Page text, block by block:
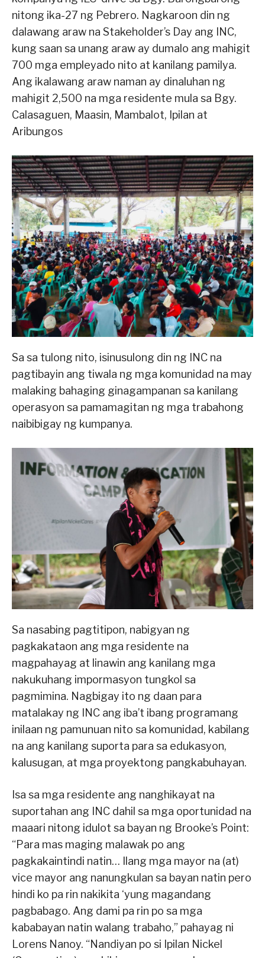
nitong ika-27 ng Pebrero. Nagkaroon din ng
dalawang araw na Stakeholder’s Day ang INC,
kung saan sa unang araw ay dumalo ang mahigit
700 mga empleyado nito at kanilang pamilya.
Ang ikalawang araw naman ay dinaluhan ng
mahigit 2,500 na mga residente mula sa Bgy.
Calasaguen, Maasin, Mambalot, Ipilan at
Aribungos
Sa sa tulong nito, isinusulong din ng INC na
pagtibayin ang tiwala ng mga komunidad na may
malaking bahaging ginagampanan sa kanilang
operasyon sa pamamagitan ng mga trabahong
naibibigay ng kumpanya.
Sa nasabing pagtitipon, nabigyan ng
pagkakataon ang mga residente na
magpahayag at linawin ang kanilang mga
nakukuhang impormasyon tungkol sa
pagmimina. Nagbigay ito ng daan para
matalakay ng INC ang iba’t ibang programang
inilaan ng pamunuan nito sa komunidad, kabilang
na ang kanilang suporta para sa edukasyon,
kalusugan, at mga proyektong pangkabuhayan.
Isa sa mga residente ang nanghikayat na
suportahan ang INC dahil sa mga oportunidad na
maaari nitong idulot sa bayan ng Brooke’s Point:
“Para mas maging malawak po ang
pagkakaintindi natin… Ilang mga mayor na (at)
vice mayor ang nanungkulan sa bayan natin pero
hindi ko pa rin nakikita ‘yung magandang
pagbabago. Ang dami pa rin po sa mga
kababayan natin walang trabaho,” pahayag ni
Lorens Nanoy. “Nandiyan po si Ipilan Nickel